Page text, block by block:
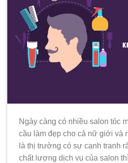
Ngày càng có nhiều salon tóc
cầu làm đẹp cho cả nữ giới và
là thị trường có sự cạnh tranh
chất lượng dịch vụ của salon